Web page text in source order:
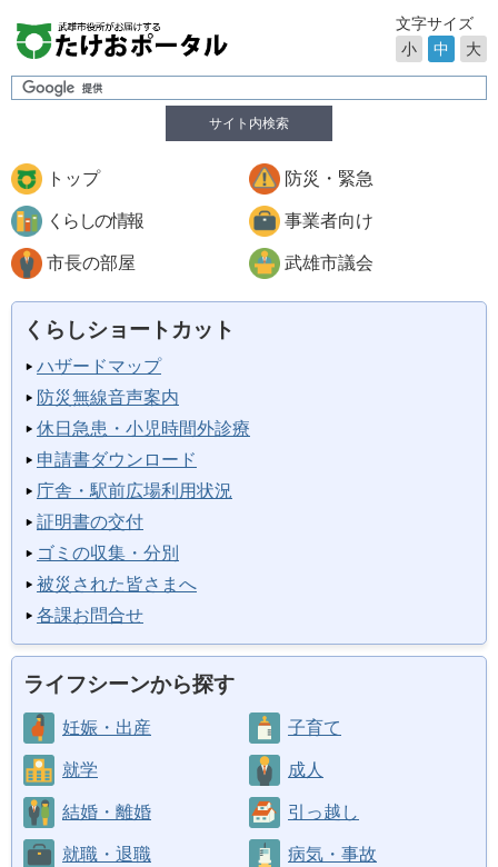
サイト内検索
文字サイズ
小
中 大
トップ 防災・緊急
くらしの情報 事業者向け
市長の部屋 武雄市議会
くらしショートカット
ハザードマップ
防災無線音声案内
休日急患・小児時間外診療
申請書ダウンロード
庁舎・駅前広場利用状況
証明書の交付
ゴミの収集・分別
被災された皆さまへ
各課お問合せ
ライフシーンから探す
妊娠・出産 子育て
就学 成人
結婚・離婚 引っ越し
就職・退職 病気・事故